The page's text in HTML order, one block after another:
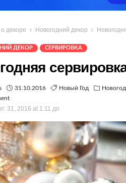
о декоре Новогодний декор
ДЕКОР СЕРВИРОВКА
31.10.2016 Новый Год
31, 2016 at 1:11 дп